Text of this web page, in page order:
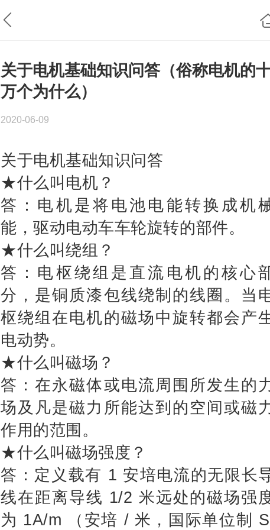
关于电机基础知识问答（俗称电机的
万个为什么）
2020-06-09
关于电机基础知识问答
★什么叫电机？
答：电机是将电池电能转换成机
能，驱动电动车车轮旋转的部件。
★什么叫绕组？
答：电枢绕组是直流电机的核心
分，是铜质漆包线绕制的线圈。当
枢绕组在电机的磁场中旋转都会产
电动势。
★什么叫磁场？
答：在永磁体或电流周围所发生的
场及凡是磁力所能达到的空间或磁
作用的范围。
★什么叫磁场强度？
答：定义载有 1 安培电流的无限长
线在距离导线 1/2 米远处的磁场强
为 1A/m （安培 / 米，国际单位制